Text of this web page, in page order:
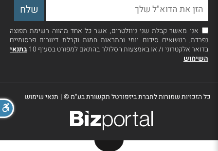
אני מאשר קבלת שני ניוזלטרים, אשר כל אחד מהווה רשימת תפוצה
נפרדת, בנושאים סיכום יומי והתראות חמות וקבלת דיוורים פרסומיים
בדואר אלקטרוני ו/ או באמצעות הסלולר בהתאם למפורט בסעיף 10
בתנאי
השימוש
כל הזכויות שמורות לחברת ביזפורטל תקשורת בע"מ ©| תנאי שימוש